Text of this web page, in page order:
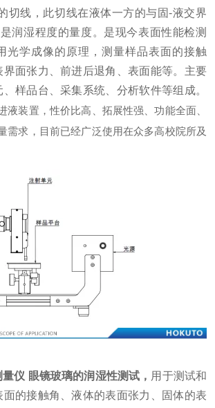
切线，此切线在液体一方的与固-液交界
润湿程度的量度。是现今表面性能检测
光学成像的原理，测量样品表面的接触
面张力、前进后退角、表面能等。主要
样品台、采集系统、分析软件等组成。
液装置，性价比高、拓展性强、功能全面、
需求，目前已经广泛使用在众多高校院所及
仪 眼镜玻璃的润湿性测试 ， 用于测试和
的接触角、液体的表面张力、固体的表